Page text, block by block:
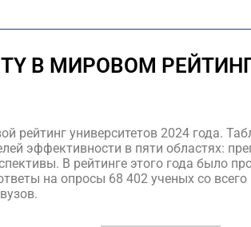
В МИРОВОМ
университетов 2024 года.
эффективности в пяти областях:
В рейтинге этого года было
на опросы 68 402 ученых со